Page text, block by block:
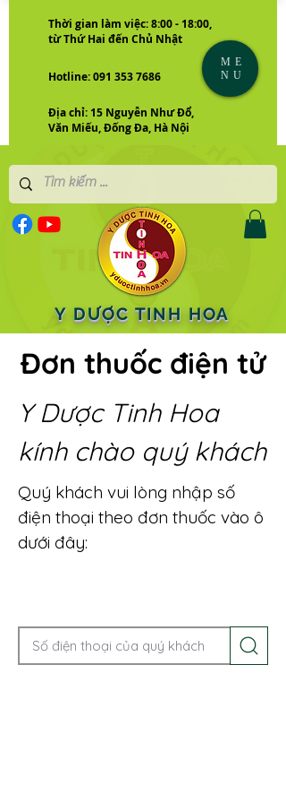
Thời gian làm việc: 8:00 - 18:00,
từ Thứ Hai đến Chủ Nhật
Hotline: 091 353 7686
Địa chỉ: 15 Nguyễn Như Đổ,
Văn Miếu, Đống Đa, Hà Nội
Y DƯỢC TINH HOA
ME
NU
Đơn thuốc điện tử
Y Dược Tinh Hoa
kính chào quý khách
Quý khách vui lòng nhập số
điện thoại theo đơn thuốc vào ô
dưới đây: